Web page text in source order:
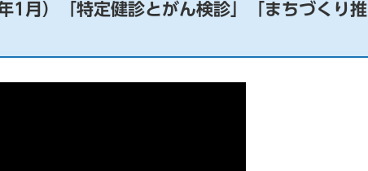
1月）「特定健診とがん検診」「まちづくり推